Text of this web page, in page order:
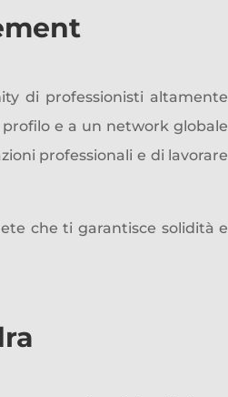
di professionisti altamente
e a un network globale
professionali e di lavorare
che ti garantisce solidità e